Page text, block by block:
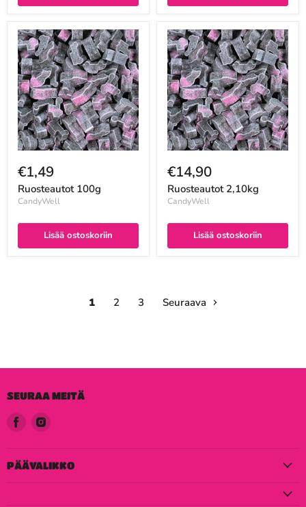
€1,49
Ruosteautot 100g
CandyWell
Lisää ostoskoriin
€14,90
Ruosteautot 2,10kg
CandyWell
Lisää ostoskoriin
1 2 3 Seuraava
SEURAA MEITÄ
Löydä
meidät
Facebook
Löydä
Instagram
PÄÄVALIKKO